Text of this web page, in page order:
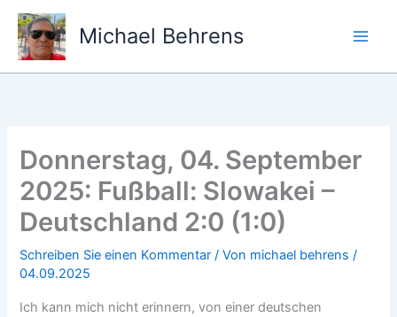
Zum
Inhalt
springen
Michael Behrens
Donnerstag, 04. September
2025: Fußball: Slowakei –
Deutschland 2:0 (1:0)
Schreiben Sie einen Kommentar / Von michael behrens/
04.09.2025
Ich kann mich nicht erinnern, von einer deutschen